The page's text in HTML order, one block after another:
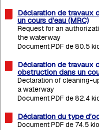
Déclaration de travaux
un cours d’eau (MRC)
Request for an
the waterway
Document PDF de 80.5
Déclaration de travaux
obstruction dans un
Declaration of cleaning-
a waterway
Document PDF de 82.4
Déclaration du type
Document PDF de 74.5 kio